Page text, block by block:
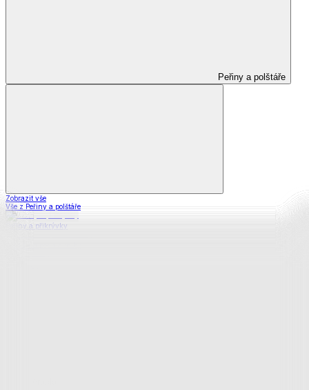
Peřiny a polštáře
Zobrazit vše
Vše z Peřiny a polštáře
Peřiny a přikrývky